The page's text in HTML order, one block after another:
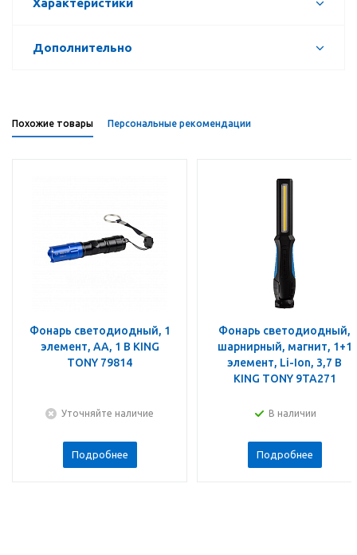
Характеристики
Дополнительно
Похожие товары Персональные рекомендации
Фонарь светодиодный, 1
элемент, АА, 1 В KING
TONY 79814
Уточняйте наличие
Подробнее
Фонарь светодиодный,
шарнирный, магнит, 1+1
элемент, Li-Ion, 3,7 В
KING TONY 9TA271
В наличии
Подробнее